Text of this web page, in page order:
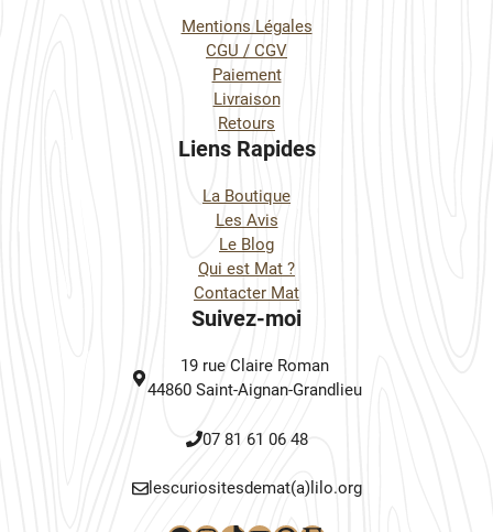
Mentions Légales
CGU / CGV
Paiement
Livraison
Retours
Liens Rapides
La Boutique
Les Avis
Le Blog
Qui est Mat ?
Contacter Mat
Suivez-moi
19 rue Claire Roman
44860 Saint-Aignan-Grandlieu
07 81 61 06 48
lescuriositesdemat(a)lilo.org